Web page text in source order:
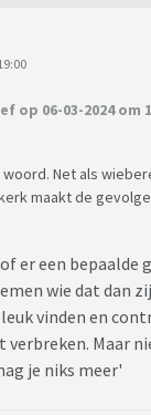
op 06-03-2024 om
Net als
maakt de
er een bepaalde
wie dat dan
vinden en
Maar
je niks meer'